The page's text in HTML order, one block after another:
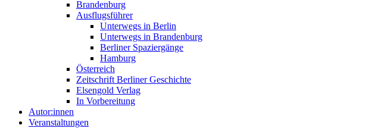
Brandenburg
Ausflugsführer
Unterwegs in Berlin
Unterwegs in Brandenburg
Berliner Spaziergänge
Hamburg
Österreich
Zeitschrift Berliner Geschichte
Elsengold Verlag
In Vorbereitung
Autor:innen
Veranstaltungen